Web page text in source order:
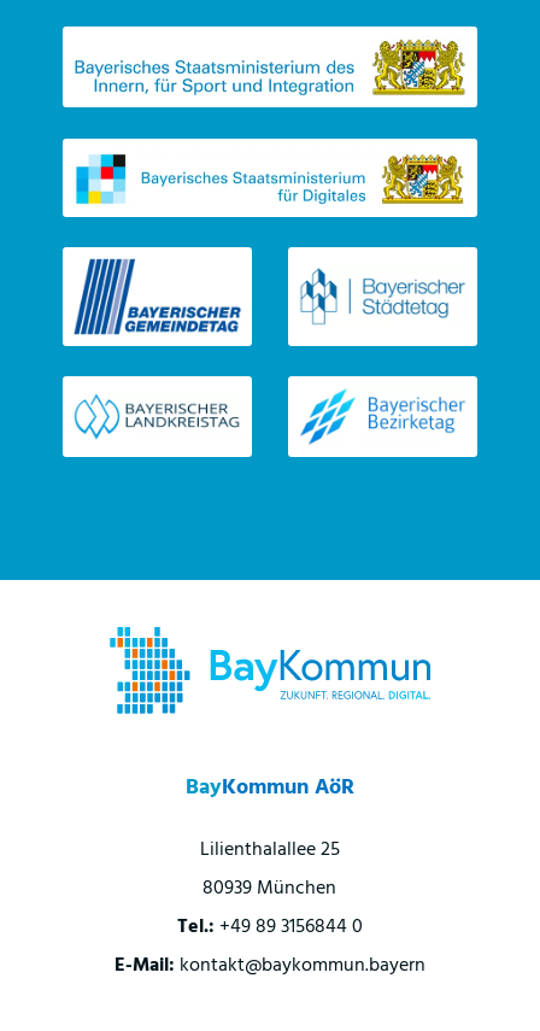
BayKommun AöR
Lilienthalallee 25
80939 München
Tel.: +49 89 3156844 0
E-Mail: kontakt@baykommun.bayern